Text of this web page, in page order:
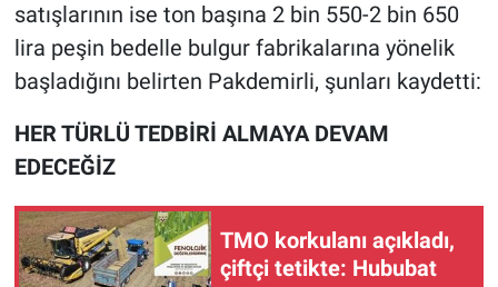
satışlarının ise ton başına 2 bin 550-2 bin 650
lira peşin bedelle bulgur fabrikalarına yönelik
başladığını belirten Pakdemirli, şunları kaydetti:
HER TÜRLÜ TEDBİRİ ALMAYA DEVAM
EDECEĞİZ
TMO korkulanı açıkladı,
çiftçi tetikte: Hububat